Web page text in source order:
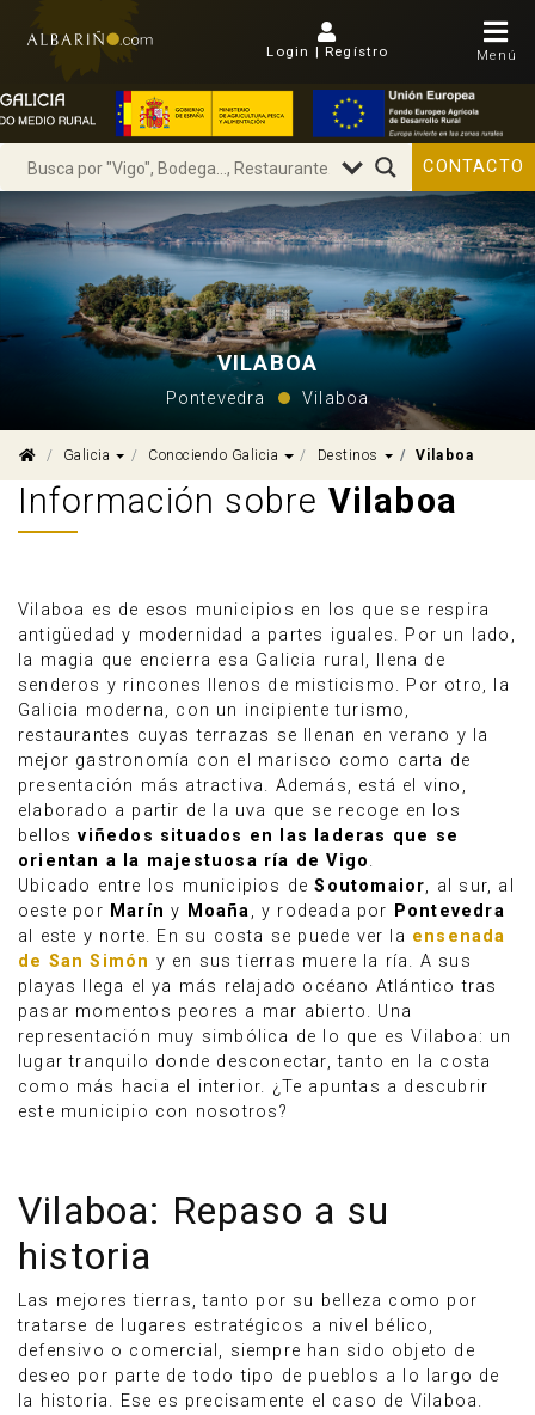
Login | Regístro Menú
Anúnciate
CONTACTO
VILABOA
Pontevedra Vilaboa
Galicia Dropdown
Conociendo Galicia Dropdown
Destinos Dropdown
Vilaboa
Información sobre Vilaboa
Vilaboa es de esos municipios en los que se respira
antigüedad y modernidad a partes iguales. Por un lado,
la magia que encierra esa Galicia rural, llena de
senderos y rincones llenos de misticismo. Por otro, la
Galicia moderna, con un incipiente turismo,
restaurantes cuyas terrazas se llenan en verano y la
mejor gastronomía con el marisco como carta de
presentación más atractiva. Además, está el vino,
elaborado a partir de la uva que se recoge en los
bellosviñedos situados en las laderas que se
orientan a la majestuosa ría de Vigo.
Ubicado entre los municipios deSoutomaior, al sur, al
oeste por Marín y Moaña, y rodeada por Pontevedra
al este y norte. En su costa se puede ver la ensenada
de San Simón y en sus tierras muere la ría. A sus
playas llega el ya más relajado océano Atlántico tras
pasar momentos peores a mar abierto. Una
representación muy simbólica de lo que es Vilaboa: un
lugar tranquilo donde desconectar, tanto en la costa
como más hacia el interior. ¿Te apuntas a descubrir
este municipio con nosotros?
Vilaboa: Repaso a su
historia
Las mejores tierras, tanto por su belleza como por
tratarse de lugares estratégicos a nivel bélico,
defensivo o comercial, siempre han sido objeto de
deseo por parte de todo tipo de pueblos a lo largo de
la historia. Ese es precisamente el caso de Vilaboa.